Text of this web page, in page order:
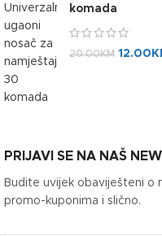
komada
20.00KM 12.00
PRIJAVI SE NA NAŠ
Budite uvijek obaviješteni o
promo-kuponima i slično.